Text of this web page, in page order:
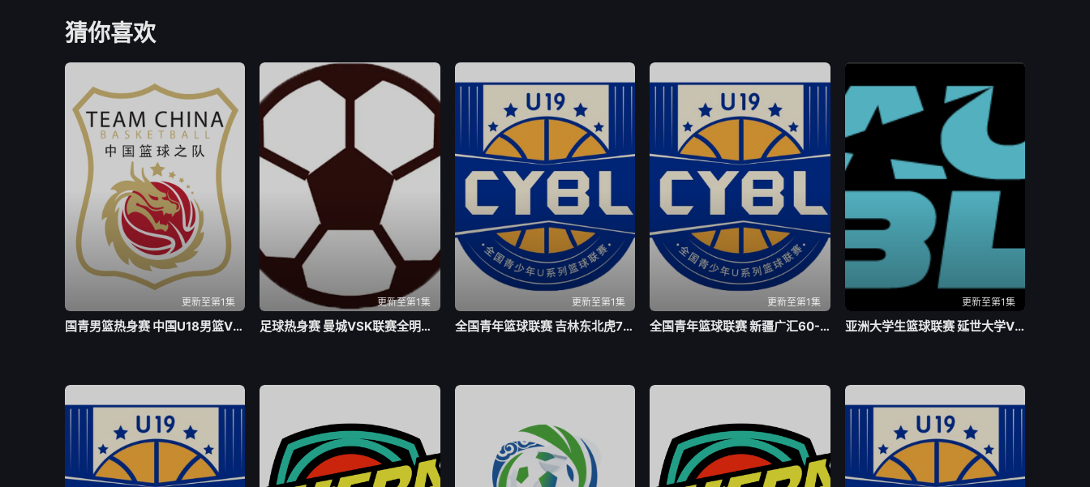
猜你喜欢
更新至第1集
国青男篮热身赛 中国U18男篮VS加拿大大卫安篮球学院20260804
更新至第1集
足球热身赛 曼城VSK联赛全明星20260805
更新至第1集
全国青年篮球联赛 吉林东北虎75-63北京首钢20260805
更新至第1集
全国青年篮球联赛 新疆广汇60-88上海久事20260805
更新至第1集
亚洲大学生篮球联赛 延世大学VS北京大学20260804